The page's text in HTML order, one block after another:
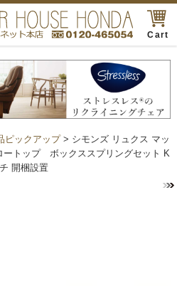
Cart
ピックアップ> シモンズ リュクス マッ
ートップ ボックススプリングセット K
開梱設置